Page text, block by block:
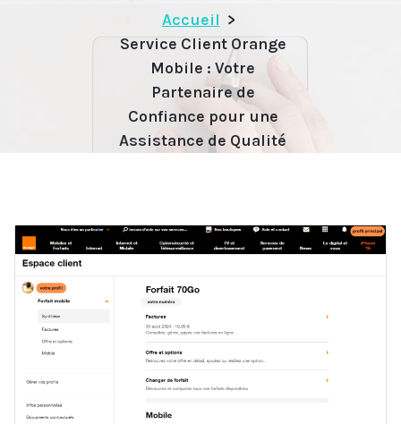
Accueil >
Service Client Orange
Mobile : Votre
Partenaire de
Confiance pour une
Assistance de Qualité